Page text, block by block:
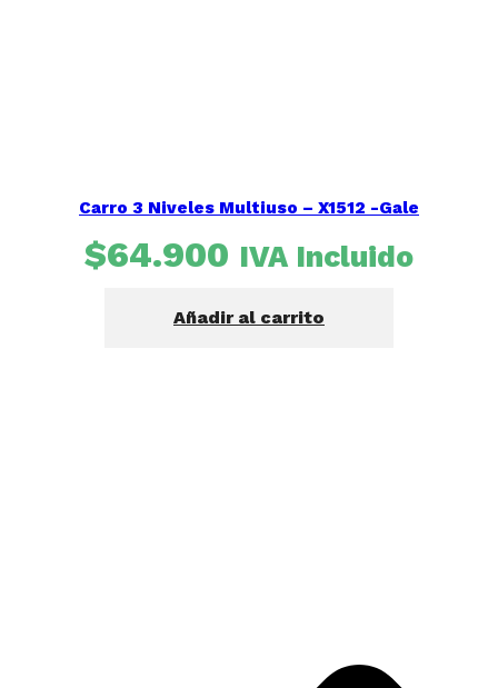
Carro 3 Niveles Multiuso – X1512 -Gale
$64.900 IVA Incluido
Añadir al carrito